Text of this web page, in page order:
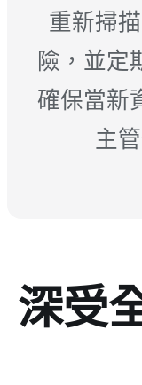
重新掃
險，並定
確保當新
主
深受